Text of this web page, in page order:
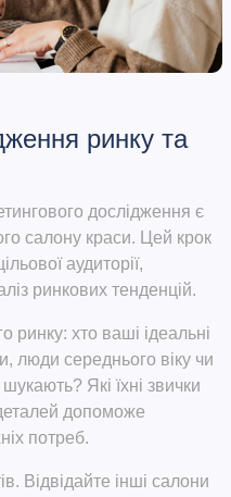
ринку та
дослідження є
салону краси. Цей крок
аудиторії,
ринкових тенденцій.
ринку: хто ваші ідеальні
люди середнього віку чи
Які їхні звички
допоможе
потреб.
Відвідайте інші салони